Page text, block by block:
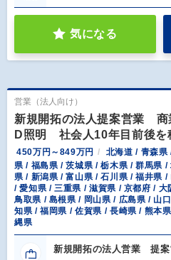
気になる
営業（法人向け）
新規開拓の法人提案営業 商
D照明 社会人10年目前後を
450万円～849万円
北海道 / 青森県
県 / 福島県 / 茨城県 / 栃木県 / 群馬県 /
県 / 新潟県 / 富山県 / 石川県 / 福井県
/ 愛知県 / 三重県 / 滋賀県 / 京都府 /
鳥取県 / 島根県 / 岡山県 / 広島県 / 山
知県 / 福岡県 / 佐賀県 / 長崎県 / 熊本
縄県
新規開拓の法人営業 提